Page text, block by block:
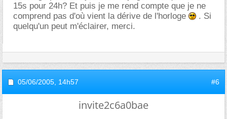
15s pour 24h? Et puis je me rend compte que je ne
comprend pas d'où vient la dérive de l'horloge
. Si
quelqu'un peut m'éclairer, merci.
05/06/2005, 14h57 #6
invite2c6a0bae